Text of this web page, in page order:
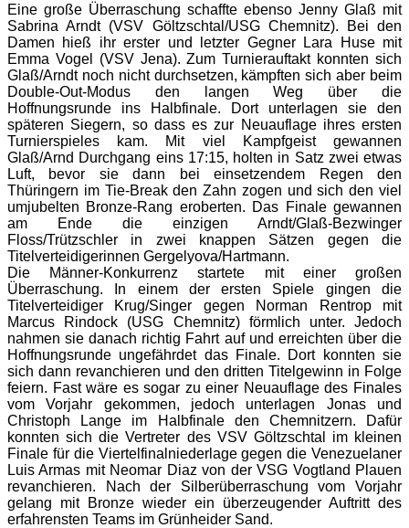
Eine große Überraschung schaffte ebenso Jenny Glaß mit
Sabrina Arndt (VSV Göltzschtal/USG Chemnitz). Bei den
Damen hieß ihr erster und letzter Gegner Lara Huse mit
Emma Vogel (VSV Jena). Zum Turnierauftakt konnten sich
Glaß/Arndt noch nicht durchsetzen, kämpften sich aber beim
Double-Out-Modus den langen Weg über die
Hoffnungsrunde ins Halbfinale. Dort unterlagen sie den
späteren Siegern, so dass es zur Neuauflage ihres ersten
Turnierspieles kam. Mit viel Kampfgeist gewannen
Glaß/Arnd Durchgang eins 17:15, holten in Satz zwei etwas
Luft, bevor sie dann bei einsetzendem Regen den
Thüringern im Tie-Break den Zahn zogen und sich den viel
umjubelten Bronze-Rang eroberten. Das Finale gewannen
am Ende die einzigen Arndt/Glaß-Bezwinger
Floss/Trützschler in zwei knappen Sätzen gegen die
Titelverteidigerinnen Gergelyova/Hartmann.
Die Männer-Konkurrenz startete mit einer großen
Überraschung. In einem der ersten Spiele gingen die
Titelverteidiger Krug/Singer gegen Norman Rentrop mit
Marcus Rindock (USG Chemnitz) förmlich unter. Jedoch
nahmen sie danach richtig Fahrt auf und erreichten über die
Hoffnungsrunde ungefährdet das Finale. Dort konnten sie
sich dann revanchieren und den dritten Titelgewinn in Folge
feiern. Fast wäre es sogar zu einer Neuauflage des Finales
vom Vorjahr gekommen, jedoch unterlagen Jonas und
Christoph Lange im Halbfinale den Chemnitzern. Dafür
konnten sich die Vertreter des VSV Göltzschtal im kleinen
Finale für die Viertelfinalniederlage gegen die Venezuelaner
Luis Armas mit Neomar Diaz von der VSG Vogtland Plauen
revanchieren. Nach der Silberüberraschung vom Vorjahr
gelang mit Bronze wieder ein überzeugender Auftritt des
erfahrensten Teams im Grünheider Sand.